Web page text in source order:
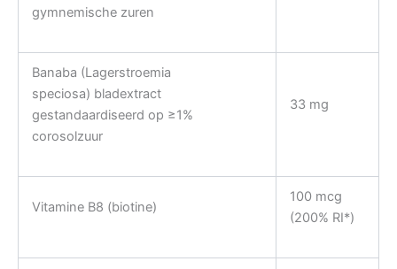
gymnemische zuren
Banaba (Lagerstroemia
speciosa) bladextract
gestandaardiseerd op ≥1%
corosolzuur
33 mg
Vitamine B8 (biotine)
100 mcg
(200% RI*)